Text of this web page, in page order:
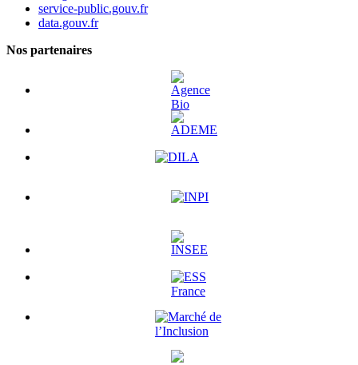
service-public.gouv.fr
data.gouv.fr
Nos partenaires